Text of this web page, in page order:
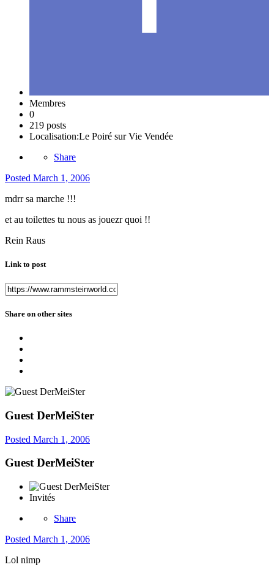
Membres
0
219 posts
Localisation:Le Poiré sur Vie Vendée
Share
Posted March 1, 2006
mdrr sa marche !!!
et au toilettes tu nous as jouezr quoi !!
Rein Raus
Link to post
Share on other sites
Guest DerMeiSter
Posted March 1, 2006
Guest DerMeiSter
Invités
Share
Posted March 1, 2006
Lol nimp